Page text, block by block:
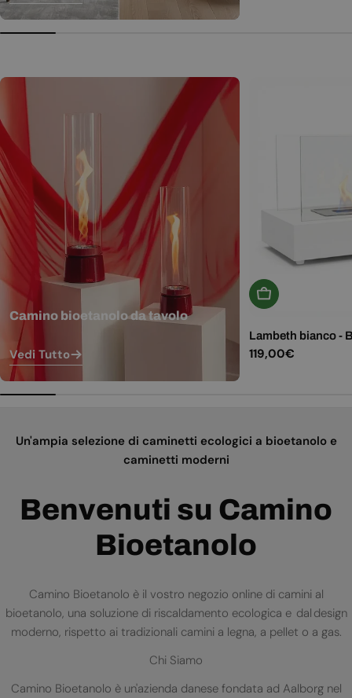
Camino bioetanolo da tavolo
Vedi Tutto
Aggiungi Al
Lambeth bianco -
Prezzo
119,00€
Un'ampia selezione di caminetti ecologici a bioetanolo e
caminetti moderni
Benvenuti su Camino
Bioetanolo
Camino Bioetanolo è il vostro negozio online di camini al
bioetanolo, una soluzione di riscaldamento ecologica e dal design
moderno, rispetto ai tradizionali camini a legna, a pellet o a gas.
Chi Siamo
Camino Bioetanolo è un'azienda danese fondata ad Aalborg nel